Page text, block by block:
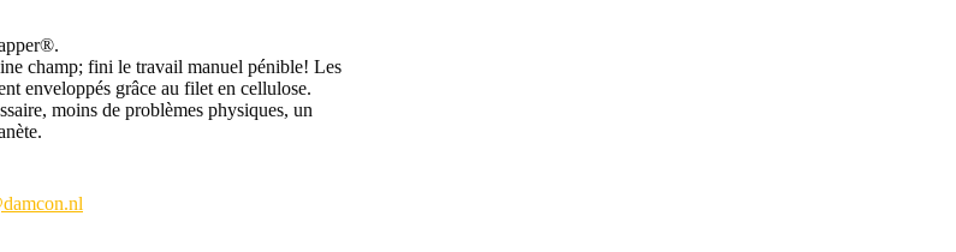
champ; fini le travail manuel pénible! Les
enveloppés grâce au filet en cellulose.
moins de problèmes physiques, un